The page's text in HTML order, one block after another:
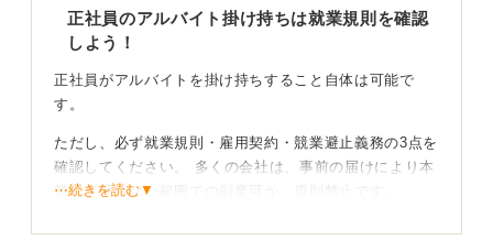
正社員のアルバイト掛け持ちは就業規則を確認
しよう！
正社員がアルバイトを掛け持ちすること自体は可能で
す。
ただし、必ず就業規則・雇用契約・競業避止義務の3点を
確認してください。 多くの会社は、事前の届けにより本
業に支障がない範囲での副業可か、原則禁止です。
⋯続きを読む▼